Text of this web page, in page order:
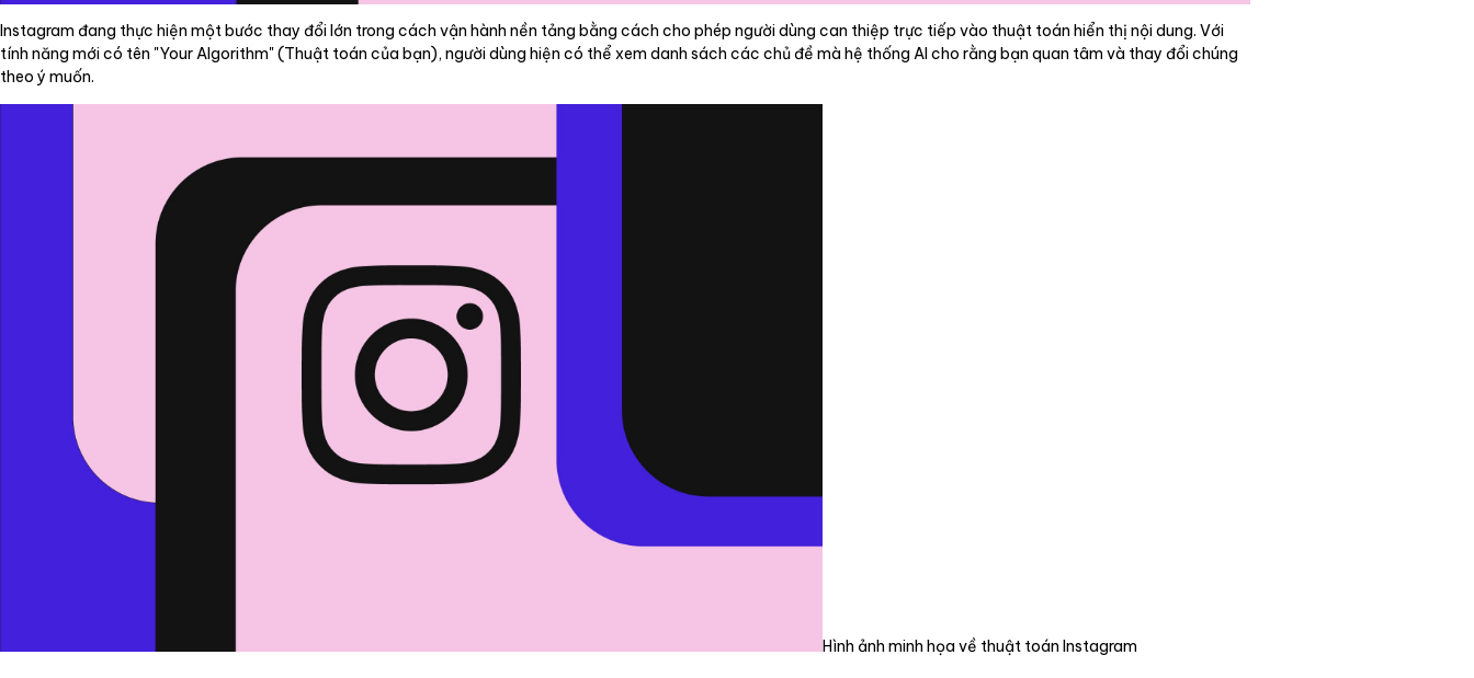
Instagram đang thực hiện một bước thay đổi lớn trong cách vận hành nền tảng bằng cách cho phép người dùng can thiệp trực tiếp vào thuật toán hiển thị nội dung. Với
tính năng mới có tên "Your Algorithm" (Thuật toán của bạn), người dùng hiện có thể xem danh sách các chủ đề mà hệ thống AI cho rằng bạn quan tâm và thay đổi chúng
theo ý muốn.
Hình ảnh minh họa về thuật toán Instagram